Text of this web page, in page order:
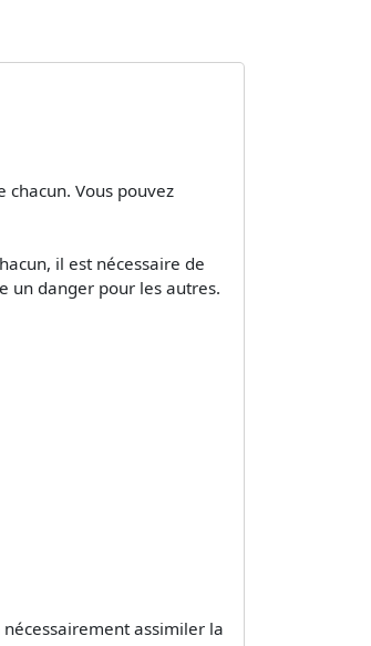
Vous pouvez
il est nécessaire de
un danger pour les autres.
assimiler la